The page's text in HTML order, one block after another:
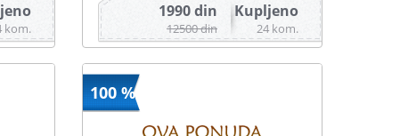
kom.
Kupljeno
24 kom.
1990 din
12500 din
100 %